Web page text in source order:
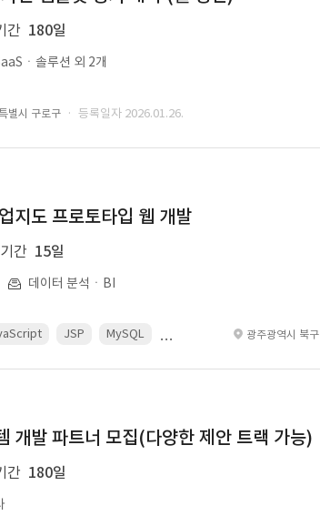
간 180일
ㆍ솔루션 외 2개
별시 구로구 · 등록일자 2026.01.26.
지도 프로토타입 웹 개발
간 15일
데이터 분석ㆍBI
JSP MySQL Spring광주광역시 북구
개발 파트너 모집(다양한 제안 트랙 가능)
간 180일